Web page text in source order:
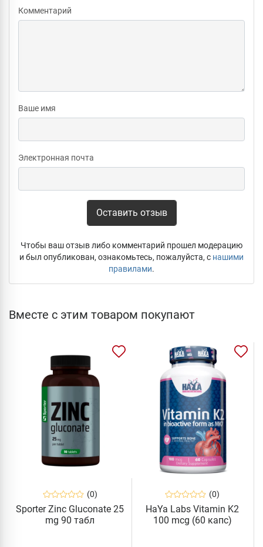
Комментарий
Ваше имя
Электронная почта
Оставить отзыв
Чтобы ваш отзыв либо комментарий прошел модерацию
и был опубликован, ознакомьтесь, пожалуйста, с нашими
правилами.
Вместе с этим товаром покупают
(0)
Sporter Zinc Gluconate 25
mg 90 табл
(0)
HaYa Labs Vitamin K2
100 mcg (60 капс)